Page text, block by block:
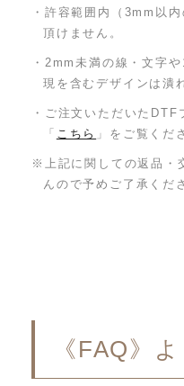
・許容範囲内（3mm以
頂けません。
・2mm未満の線・文字
現を含むデザインは潰
・ご注文いただいた
「 こちら 」をご覧くだ
※上記に関しての返品・
んので予めご了承くだ
《FAQ》